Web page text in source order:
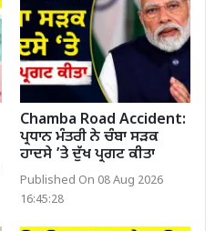
Chamba Road Accident:
ਪ੍ਰਧਾਨ ਮੰਤਰੀ ਨੇ ਚੰਬਾ ਸੜਕ
ਹਾਦਸੇ ’ਤੇ ਦੁੱਖ ਪ੍ਰਗਟ ਕੀਤਾ
Published On 08 Aug 2026
16:45:28